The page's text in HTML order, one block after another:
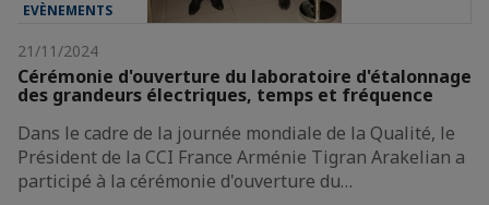
EVÈNEMENTS
21/11/2024
Cérémonie d'ouverture du laboratoire d'étalonnage
des grandeurs électriques, temps et fréquence
Dans le cadre de la journée mondiale de la Qualité, le
Président de la CCI France Arménie Tigran Arakelian a
participé à la cérémonie d'ouverture du…